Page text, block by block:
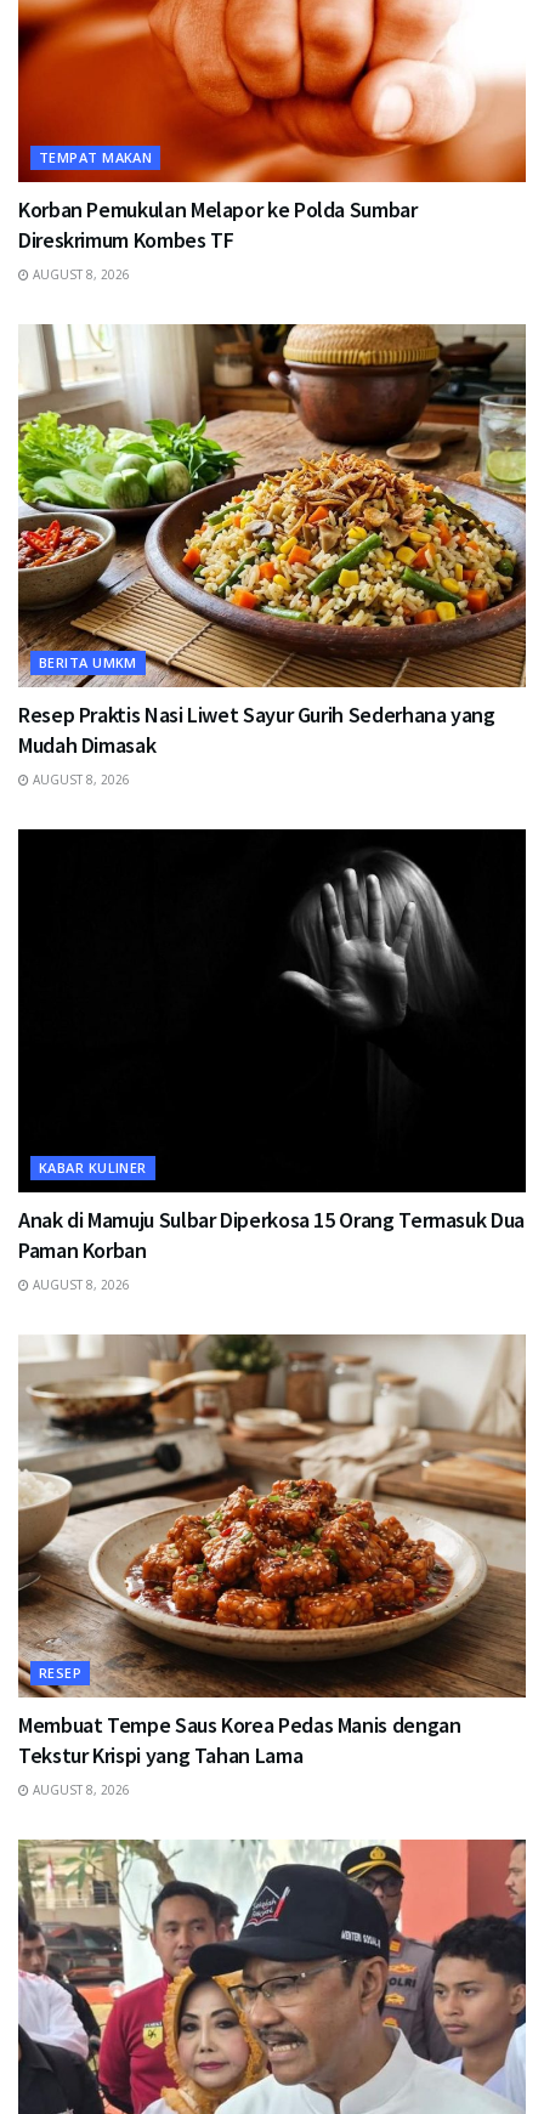
TEMPAT MAKAN
Korban Pemukulan Melapor ke Polda Sumbar
Direskrimum Kombes TF
AUGUST 8, 2026
BERITA UMKM
Resep Praktis Nasi Liwet Sayur Gurih Sederhana yang
Mudah Dimasak
AUGUST 8, 2026
KABAR KULINER
Anak di Mamuju Sulbar Diperkosa 15 Orang Termasuk Dua
Paman Korban
AUGUST 8, 2026
RESEP
Membuat Tempe Saus Korea Pedas Manis dengan
Tekstur Krispi yang Tahan Lama
AUGUST 8, 2026